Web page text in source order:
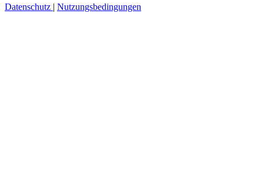
Datenschutz | Nutzungsbedingungen